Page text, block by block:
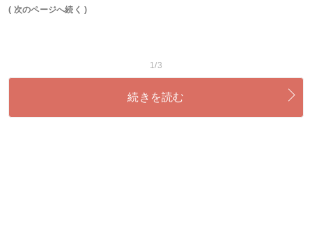
( 次のページへ続く )
1/3
続きを読む